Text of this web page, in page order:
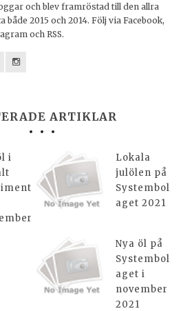
och blev framröstad till den allra
både 2015 och 2014. Följ via Facebook,
och RSS.
ARTIKLAR
i
Lokala
julölen på
Systembol
aget 2021
Nya öl på
Systembol
aget i
november
2021